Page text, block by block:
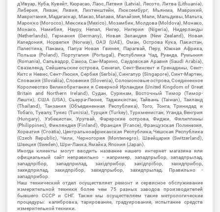
д'Ивуар, Куба, Кувейт, Кюрасао, Лаос, Латвия (Latvia), Лесото, Литва (Lithuania),
Либерия, Ливан, Ливия, Лихтенштейн, Люксембург, Мьянма, Маврикий,
Мавритания, Мадагаскар, Макао, Малави, Малайзия, Мали, Мальдивы, Мальта,
Марокко (Morocco), Мексика (Mexico), Мозамбик, Молдова (Moldova), Монако,
Монако, Намибия, Науру, Непал, Нигер, Нигерия (Nigeria), Нидерланды
(Netherlands), Германия (Germany), Новая Зеландия (New Zealand), Новая
Каледония, Норвегия (Norway), ОАЭ (UAE), Оман, Острова Кука, Пакистан,
Палестина, Панама, Папуа Новая Гвинея, Парагвай, Перу, Южная Африка,
Польша (Poland), Португалия (Portugal), Республика Чад, Руанда, Румыния
(Romania), Сальвадор, Самоа, Сан-Марино, Саудовская Аравия (Saudi Arabia),
Свазиленд, Сейшельские острова, Сенегал, Сент-Винсент и Гренадины, Сент-
Китс и Невис, Сент-Люсия, Сербия (Serbia), Сингапур (Singapore), Синт-Мартен,
Словакия (Slovakia), Словения (Slovenia), Соломоновые острова, Соединенное
Королевство Великобритании и Северной Ирландии (United Kingdom of Great
Britain and Northern Ireland), Судан, Суринам, Восточный Тимор (Тимор-
Лешти), США (USA), Сьерра-Леоне, Таджикистан, Тайвань (Taiwan), Таиланд
(Thailand), Танзания (Объединенная Республика), Того, Тонга, Тринидад и
Тобаго, Тувалу, Тунис (Tunisia), Турция (Turkey), Туркменистан, Уганда, Венгрия
(Hungary), Узбекистан, Уругвай, Фарерские острова, Фиджи, Филиппины
(Philippines), Финляндия (Finland), Франция (France), Французская Полинезия,
Хорватия (Croatia), Центральноафриканская Республика, Чешская Республика
(Czech Republic), Чили, Черногория (Montenegro), Швейцария (Switzerland),
Швеция (Sweden), Шри-Ланка, Ямайка, Япония (Japan).
Иногда клиенты могут вводить название нашего интернет магазина или
официальный сайт неправильно - например, западпрыбор, западпрылад,
западпрібор, западприлад, західприбор, західпрібор, захидприбор,
захидприлад, захидпрібор, захидпрыбор, захидпрылад. Правильно -
западприбор.
Наш технический отдел осуществляет ремонт и сервисное обслуживание
измерительной техники более чем 75 разных заводов производителей
бывшего СССР и СНГ. Также мы осуществляем такие метрологические
процедуры: калибровка, тарирование, градуирование, испытание средств
измерительной техники.